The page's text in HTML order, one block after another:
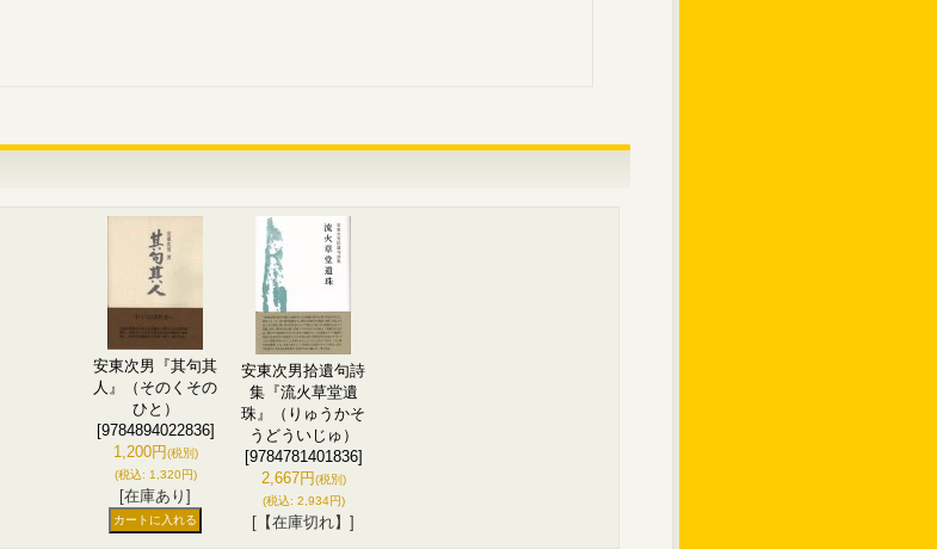
安東次男『其句其
人』（そのくその
ひと）
[9784894022836]
1,200円(税別)
(税込: 1,320円)
[在庫あり]
安東次男拾遺句詩
集『流火草堂遺
珠』（りゅうかそ
うどういじゅ）
[9784781401836]
2,667円(税別)
(税込: 2,934円)
[【在庫切れ】]